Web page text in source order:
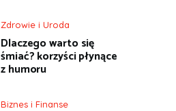
Zdrowie i Uroda
Dlaczego warto się
śmiać? korzyści płynące
z humoru
Biznes i Finanse